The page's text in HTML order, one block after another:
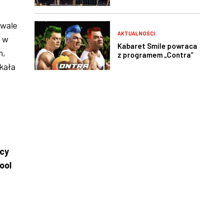
w
AKTUALNOŚCI
Kabaret Smile powraca
z programem „Contra”